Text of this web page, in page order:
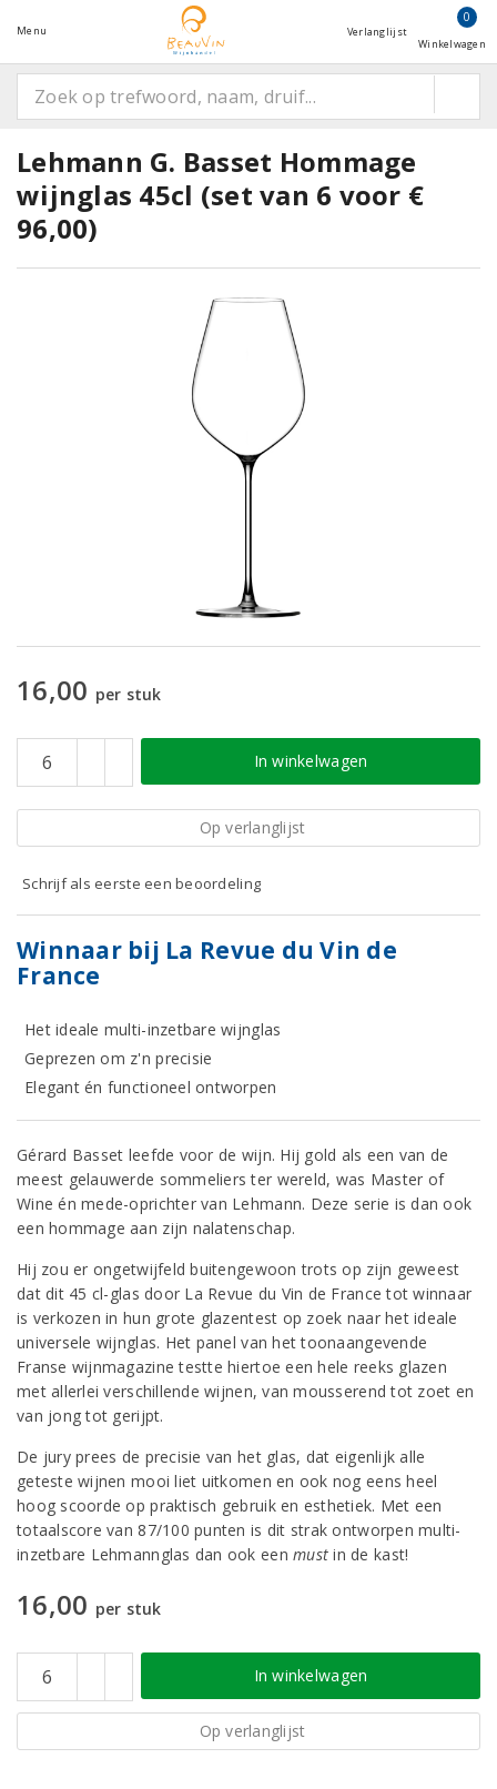
Menu Verlanglijst
0
Winkelwagen
Lehmann G. Basset Hommage
wijnglas 45cl (set van 6 voor €
96,00)
16,00 per stuk
In winkelwagen
Op verlanglijst
Schrijf als eerste een beoordeling
Winnaar bij La Revue du Vin de
France
Het ideale multi-inzetbare wijnglas
Geprezen om z'n precisie
Elegant én functioneel ontworpen
Gérard Basset leefde voor de wijn. Hij gold als een van de
meest gelauwerde sommeliers ter wereld, was Master of
Wine én mede-oprichter van Lehmann. Deze serie is dan ook
een hommage aan zijn nalatenschap.
Hij zou er ongetwijfeld buitengewoon trots op zijn geweest
dat dit 45 cl-glas door La Revue du Vin de France tot winnaar
is verkozen in hun grote glazentest op zoek naar het ideale
universele wijnglas. Het panel van het toonaangevende
Franse wijnmagazine testte hiertoe een hele reeks glazen
met allerlei verschillende wijnen, van mousserend tot zoet en
van jong tot gerijpt.
De jury prees de precisie van het glas, dat eigenlijk alle
geteste wijnen mooi liet uitkomen en ook nog eens heel
hoog scoorde op praktisch gebruik en esthetiek. Met een
totaalscore van 87/100 punten is dit strak ontworpen multi-
inzetbare Lehmannglas dan ook eenmustin de kast!
16,00 per stuk
In winkelwagen
Op verlanglijst